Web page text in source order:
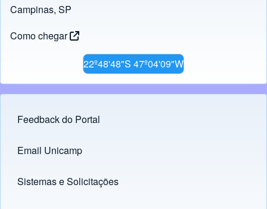
Campinas, SP
Como chegar
22º48'48"S 47º04'09"W
Footer menu
Feedback do Portal
Links
Email Unicamp
(opens in new tab)
Sistemas e Solicitações
(opens in new tab)